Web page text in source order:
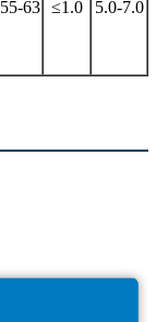
55-63 ≤1.0 5.0-7.0